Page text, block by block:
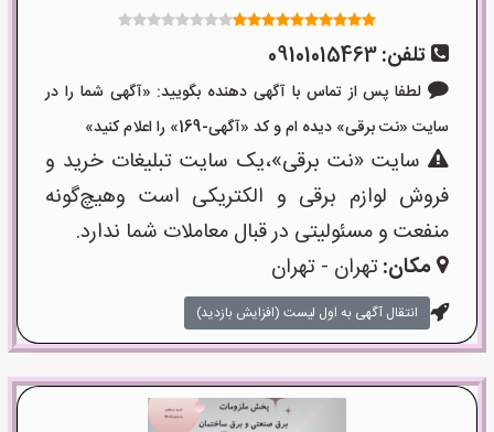
تلفن:09101015463
لطفا پس از تماس با آگهی دهنده بگویید: «آگهی شما را در
سایت «نت برقی» دیده ام و کد «آگهی-169» را اعلام کنید»
سایت «نت برقی»،یک سایت تبلیغات خرید و
فروش لوازم برقی و الکتریکی است وهیچ‌گونه
منفعت و مسئولیتی در قبال معاملات شما ندارد.
مکان:تهران - تهران
انتقال آگهی به اول لیست (افزایش بازدید)